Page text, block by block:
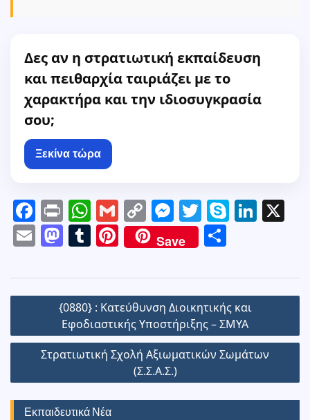
Δες αν η στρατιωτική εκπαίδευση
και πειθαρχία ταιριάζει με το
χαρακτήρα και την ιδιοσυγκρασία
σου;
Ξεκίνα τώρα
F
a
c
e
b
o
k
Pr
in
t
W
h
at
s
A
p
p
G
m
ai
l
C
o
p
y
Li
n
k
M
e
ss
e
n
g
er
T
w
itt
er
S
p
e
Li
e
dI
E
ai
l
M
st
o
d
o
n
T
m
bl
r
Pi
nt
er
e
st
Save
ρ
α
σ
τε
ίτ
ε
Πλοήγηση
{0880} : Κατεύθυνση Διοικητικής και
Εφοδιαστικής Υποστήριξης – ΣΜΥΑ
Στρατιωτική Σχολή Αξιωματικών Σωμάτων
(Σ.Σ.Α.Σ.)
Εκπαιδευτικά Νέα